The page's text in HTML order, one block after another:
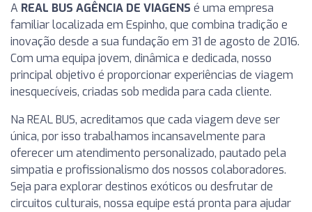
A REAL BUS AGÊNCIA DE VIAGENS é uma empresa
familiar localizada em Espinho, que combina tradição e
inovação desde a sua fundação em 31 de agosto de 2016.
Com uma equipa jovem, dinâmica e dedicada, nosso
principal objetivo é proporcionar experiências de viagem
inesquecíveis, criadas sob medida para cada cliente.
Na REAL BUS, acreditamos que cada viagem deve ser
única, por isso trabalhamos incansavelmente para
oferecer um atendimento personalizado, pautado pela
simpatia e profissionalismo dos nossos colaboradores.
Seja para explorar destinos exóticos ou desfrutar de
circuitos culturais, nossa equipe está pronta para ajudar